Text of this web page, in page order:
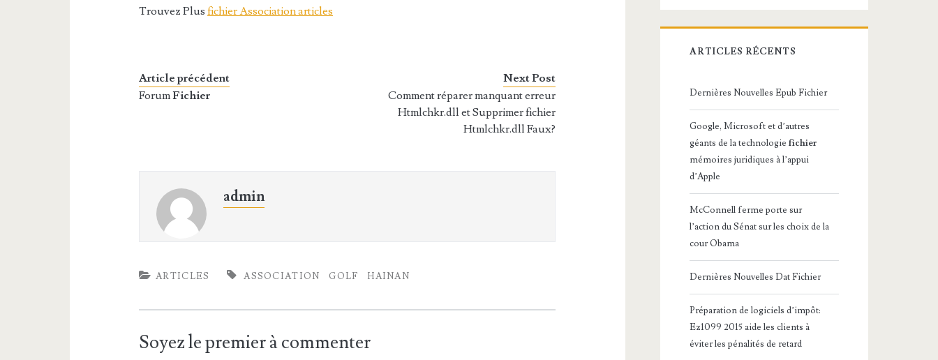
Trouvez Plusfichier Association articles
Article précédent
ForumFichier
Next Post
Comment réparer manquant erreur
Htmlchkr.dll et Supprimer fichier
Htmlchkr.dll Faux?
admin
ARTICLES ASSOCIATION GOLF HAINAN
Soyez le premier à commenter
ARTICLES RÉCENTS
Dernières Nouvelles Epub Fichier
Google, Microsoft et d’autres
géants de la technologiefichier
mémoires juridiques à l’appui
d’Apple
McConnell ferme porte sur
l’action du Sénat sur les choix de la
cour Obama
Dernières Nouvelles Dat Fichier
Préparation de logiciels d’impôt:
Ez1099 2015 aide les clients à
éviter les pénalités de retard